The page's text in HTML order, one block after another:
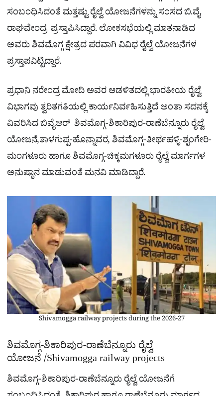
ಸಂಬಂಧಿಸಿದಂತೆ ಮತ್ತಷ್ಟು ರೈಲ್ವೆ ಯೋಜನೆಗಳನ್ನು ಸಂಸದ ಬಿ.ವೈ.
ರಾಘವೇಂದ್ರ ಪ್ರಸ್ತಾಪಿಸಿದ್ದಾರೆ. ಲೋಕಸಭೆಯಲ್ಲಿ ಮಾತನಾಡಿದ
ಅವರು ಶಿವಮೊಗ್ಗ ಕ್ಷೇತ್ರದ ಪರವಾಗಿ ವಿವಿಧ ರೈಲ್ವೆ ಯೋಜನೆಗಳ
ಪ್ರಸ್ತಾಪವಿಟ್ಟಿದ್ದಾರೆ.
ಪ್ರಧಾನಿ ನರೇಂದ್ರ ಮೋದಿ ಅವರ ಆಡಳಿತದಲ್ಲಿ ಭಾರತೀಯ ರೈಲ್ವೆ
ವಿಭಾಗವು ತ್ವರಿತಗತಿಯಲ್ಲಿ ಕಾರ್ಯನಿರ್ವಹಿಸುತ್ತಿದೆ ಅಂತಾ ಸದನಕ್ಕೆ
ವಿವರಿಸಿದ ಬಿವೈಆರ್​ ಶಿವಮೊಗ್ಗ-ಶಿಕಾರಿಪುರ-ರಾಣೆಬೆನ್ನೂರು ರೈಲ್ವೆ
ಯೋಜನೆ,ತಾಳಗುಪ್ಪ-ಹೊನ್ನಾವರ, ಶಿವಮೊಗ್ಗ-ತೀರ್ಥಹಳ್ಳಿ-ಶೃಂಗೇರಿ-
ಮಂಗಳೂರು ಹಾಗೂ ಶಿವಮೊಗ್ಗ-ಚಿಕ್ಕಮಗಳೂರು ರೈಲ್ವೆ ಮಾರ್ಗಗಳ
ಅನುಷ್ಠಾನ ಮಾಡುವಂತೆ ಮನವಿ ಮಾಡಿದ್ದಾರೆ.
Shivamogga railway projects during the 2026-27
ಶಿವಮೊಗ್ಗ-ಶಿಕಾರಿಪುರ-ರಾಣೆಬೆನ್ನೂರು ರೈಲ್ವೆ
ಯೋಜನೆ /Shivamogga railway projects
ಶಿವಮೊಗ್ಗ-ಶಿಕಾರಿಪುರ-ರಾಣೆಬೆನ್ನೂರು ರೈಲ್ವೆ ಯೋಜನೆಗೆ